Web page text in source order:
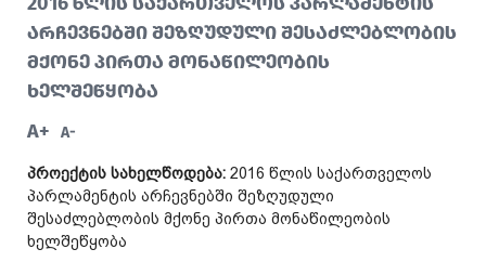
ᲐᲠᲩᲔᲕᲜᲔᲑᲨᲘ ᲨᲔᲖᲦᲣᲓᲣᲚᲘ ᲨᲔᲡᲐᲫᲚᲔᲑᲚᲝᲑᲘᲡ
ᲛᲥᲝᲜᲔ ᲞᲘᲠᲗᲐ ᲛᲝᲜᲐᲬᲘᲚᲔᲝᲑᲘᲡ
ᲮᲔᲚᲨᲔᲬᲧᲝᲑᲐ
A+
A-
პროექტის სახელწოდება: 2016 წლის საქართველოს
პარლამენტის არჩევნებში შეზღუდული
შესაძლებლობის მქონე პირთა მონაწილეობის
ხელშეწყობა